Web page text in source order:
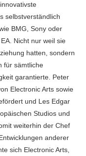
selbstverständlich
BMG, Sony oder
Nicht nur weil sie
hatten, sondern
für sämtliche
garantierte. Peter
Electronic Arts sowie
und Les Edgar
Studios und
weiterhin der Chef
anderer
sich Electronic Arts,